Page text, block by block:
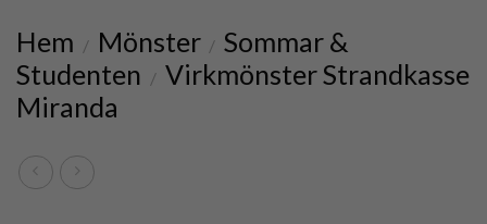
Hem / Mönster / Sommar &
Studenten / Virkmönster Strandkasse
Miranda